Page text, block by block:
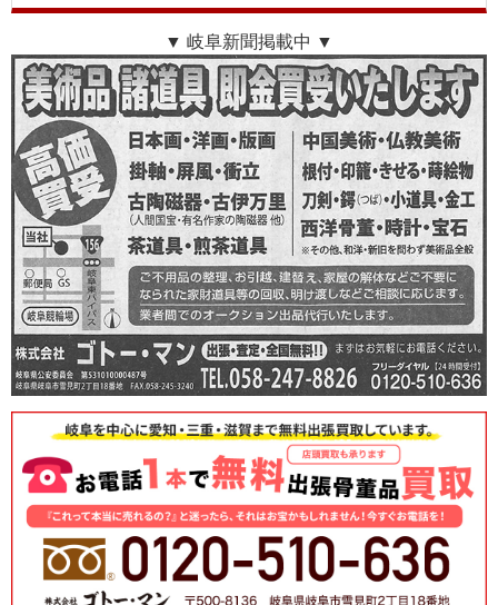
▼ 岐阜新聞掲載中 ▼